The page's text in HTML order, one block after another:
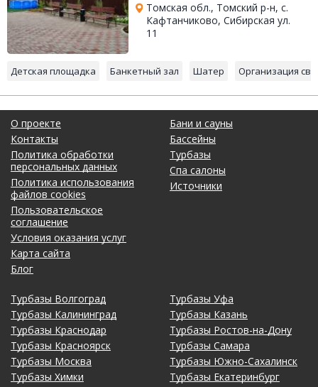
Томская обл., Томский р-н, с.
Кафтанчиково, Сибирская ул.
11
Детская площадка Банкетный зал Шатер Организация
О проекте
Контакты
Политика обработки
персональных данных
Политика использования
файлов cookies
Пользовательское
соглашение
Условия оказания услуг
Карта сайта
Блог
Бани и сауны
Бассейны
Турбазы
Спа салоны
Источники
Турбазы Волгоград
Турбазы Калининград
Турбазы Краснодар
Турбазы Красноярск
Турбазы Москва
Турбазы Химки
Турбазы Уфа
Турбазы Казань
Турбазы Ростов-на-Дону
Турбазы Самара
Турбазы Южно-Сахалинск
Турбазы Екатеринбург